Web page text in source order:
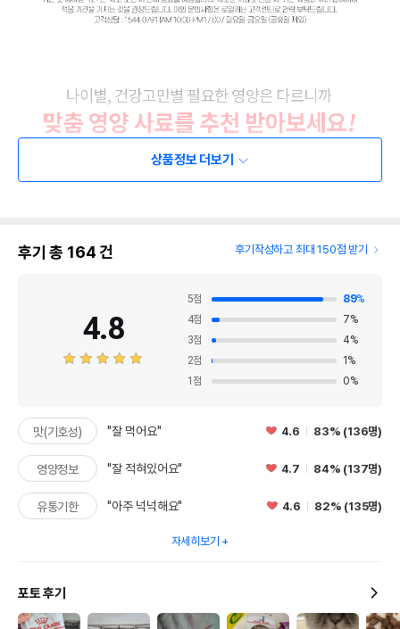
상품정보 더보기
후기 총 164건 후기작성하고 최대 150점 받기
4.8
5점 89%
4점 7%
3점 4%
2점 1 %
1 점 0%
맛(기호성) "잘 먹어요" 4.6 83% (136명)
영양정보 "잘 적혀있어요" 4.7 84% (137명)
유통기한 "아주 넉넉해요" 4.6 82% (135명)
자세히보기
포토 후기